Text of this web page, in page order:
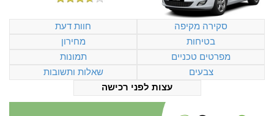
סקירה מקיפה
חוות דעת
בטיחות
מחירון
מפרטים טכניים
תמונות
צבעים
שאלות ותשובות
עצות לפני רכישה